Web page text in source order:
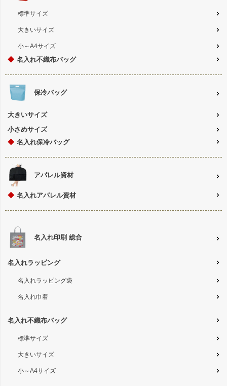
標準サイズ
大きいサイズ
小～A4サイズ
◆ 名入れ不織布バッグ
保冷バッグ
大きいサイズ
小さめサイズ
◆ 名入れ保冷バッグ
アパレル資材
◆ 名入れアパレル資材
名入れ印刷 総合
名入れラッピング
名入れラッピング袋
名入れ巾着
名入れ不織布バッグ
標準サイズ
大きいサイズ
小～A4サイズ